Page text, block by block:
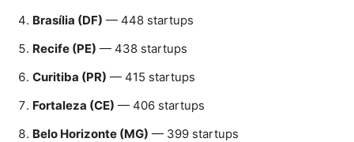
Brasília (DF) — 448 startups
Recife (PE) — 438 startups
Curitiba (PR) — 415 startups
Fortaleza (CE) — 406 startups
Belo Horizonte (MG) — 399 startups